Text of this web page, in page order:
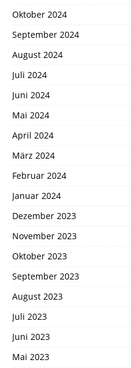
Oktober 2024
September 2024
August 2024
Juli 2024
Juni 2024
Mai 2024
April 2024
März 2024
Februar 2024
Januar 2024
Dezember 2023
November 2023
Oktober 2023
September 2023
August 2023
Juli 2023
Juni 2023
Mai 2023